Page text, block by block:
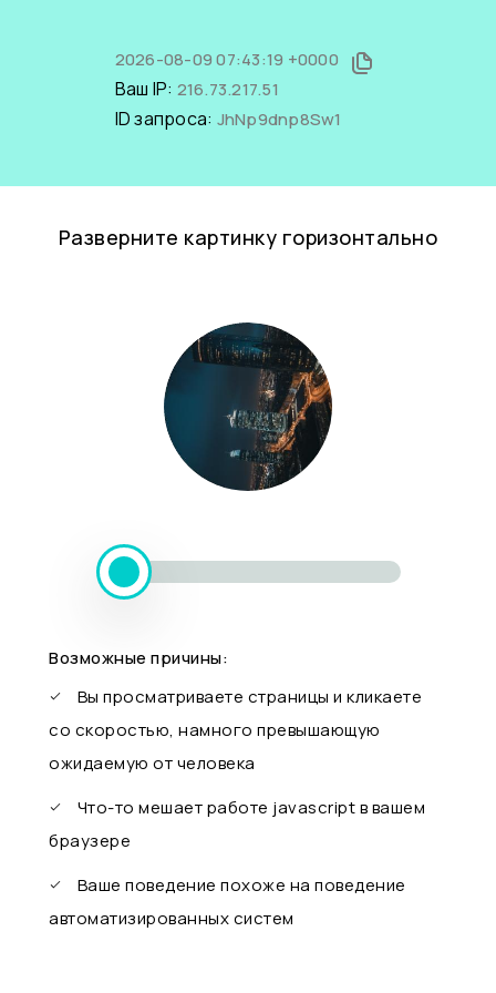
2026-08-09 07:43:19 +0000
Ваш IP: 216.73.217.51
ID запроса: JhNp9dnp8Sw1
Разверните картинку горизонтально
Возможные причины:
Вы просматриваете страницы и кликаете
со скоростью, намного превышающую
ожидаемую от человека
Что-то мешает работе javascript в вашем
браузере
Ваше поведение похоже на поведение
автоматизированных систем